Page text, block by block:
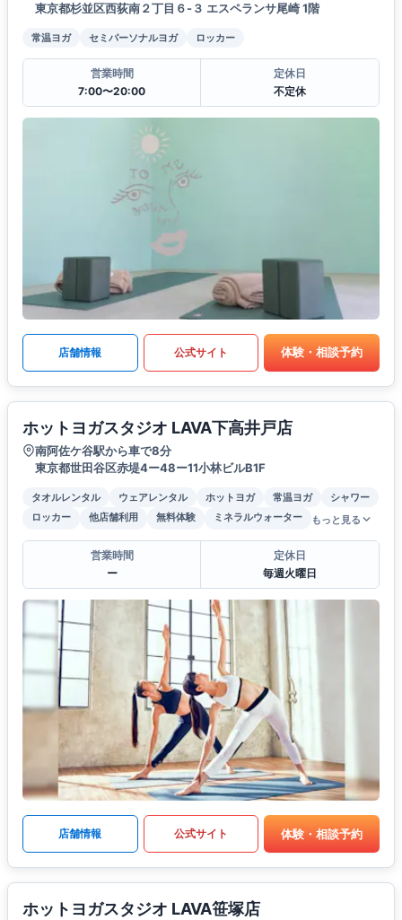
東京都杉並区西荻南２丁目６-３ エスペランサ尾崎 1階
常温ヨガ セミパーソナルヨガ ロッカー
営業時間
7:00〜20:00
定休日
不定休
店舗情報 公式サイト 体験・相談予約
ホットヨガスタジオ LAVA下高井戸店
南阿佐ケ谷駅から車で8分
東京都世田谷区赤堤4ー48ー11小林ビルB1F
タオルレンタル ウェアレンタル ホットヨガ 常温ヨガ
シャワー
ロッカー
他店舗利用 無料体験 ミネラルウォーター もっと見る
営業時間
ー
定休日
毎週火曜日
店舗情報 公式サイト 体験・相談予約
ホットヨガスタジオ LAVA笹塚店